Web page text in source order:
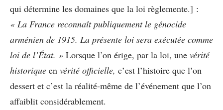
qui détermine les domaines que la loi règlemente.] :
« La France reconnaît publiquement le génocide
arménien de 1915. La présente loi sera exécutée comme
loi de l’État. » Lorsque l’on érige, par la loi, une vérité
historique en vérité officielle, c’est l’histoire que l’on
dessert et c’est la réalité-même de l’événement que l’on
affaiblit considérablement.